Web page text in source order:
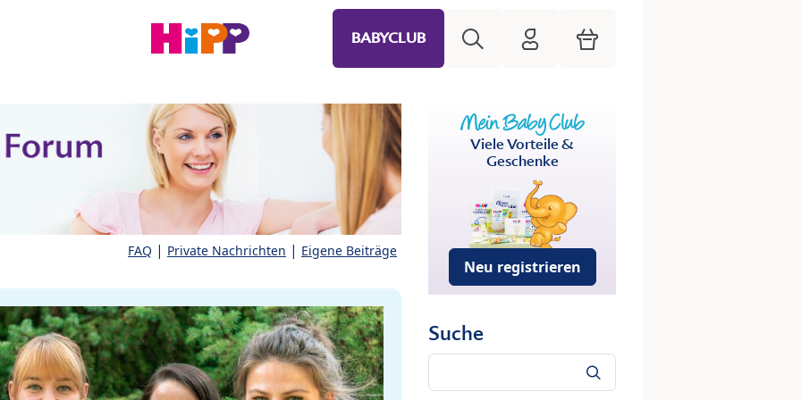
BABYCLUB HiPP Mein Babyclub
Warenkorb
FAQ | Private Nachrichten | Eigene Beiträge
Viele Vorteile &
Geschenke
Neu registrieren
Suche